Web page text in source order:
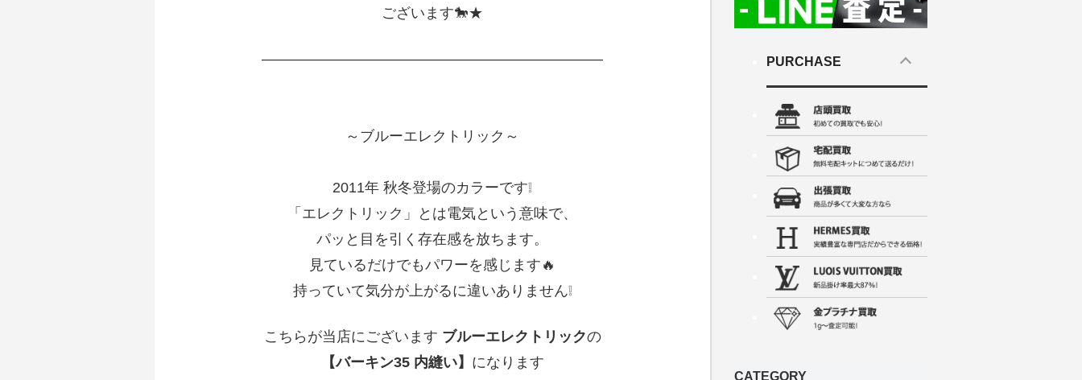
ございます🐎★
———————————————————————–
～ブルーエレクトリック～
2011年 秋冬登場のカラーです❕
「エレクトリック」とは電気という意味で、
パッと目を引く存在感を放ちます。
見ているだけでもパワーを感じます🔥
持っていて気分が上がるに違いありません❕
こちらが当店にございます ブルーエレクトリックの
【バーキン35 内縫い】 になります
PURCHASE
CATEGORY